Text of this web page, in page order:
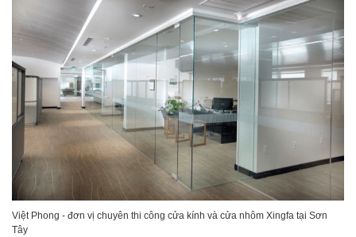
Việt Phong - đơn vị chuyên thi công cửa kính và cửa nhôm Xingfa tại Sơn
Tây